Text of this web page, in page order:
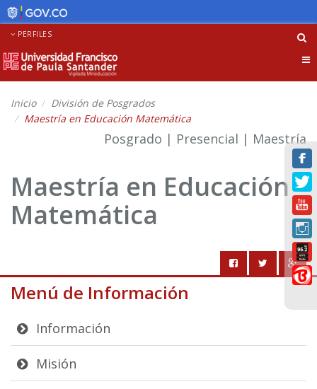
PERFILES
Inicio
División de Posgrados
Maestría en Educación Matemática
Posgrado | Presencial | Maestría
Maestría en Educación
Matemática
Menú de Información
Información
Misión